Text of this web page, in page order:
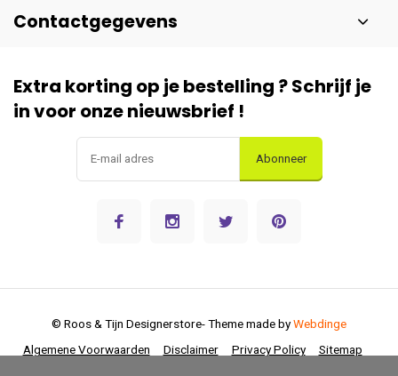
Contactgegevens
Extra korting op je bestelling ? Schrijf je
in voor onze nieuwsbrief !
Abonneer
Algemene Voorwaarden Disclaimer Privacy Policy Sitemap
© Roos & Tijn Designerstore- Theme made byWebdinge